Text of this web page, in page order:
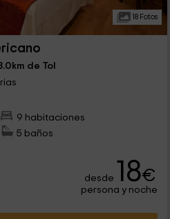
18 Fotos
de Tol
9 habitaciones
5 baños
desde 18€
persona y noche